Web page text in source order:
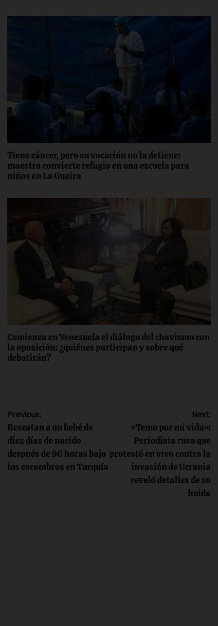
Tiene cáncer, pero su vocación no la detiene:
maestra convierte refugio en una escuela para
niños en La Guaira
Comienza en Venezuela el diálogo del chavismo con
la oposición: ¿quiénes participan y sobre qué
debatirán?
Navegación
de
entradas
Previous:
Rescatan a un bebé de
diez días de nacido
después de 90 horas bajo
los escombros en Turquía
Next:
«Temo por mi vida»:
Periodista rusa que
protestó en vivo contra la
invasión de Ucrania
reveló detalles de su
huida